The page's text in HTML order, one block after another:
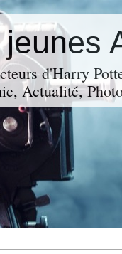
d'Harry
Actualité,